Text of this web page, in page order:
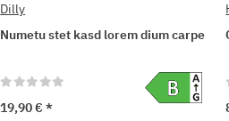
Dilly
Numetu stet kasd lorem dium carpe
19,90 €*